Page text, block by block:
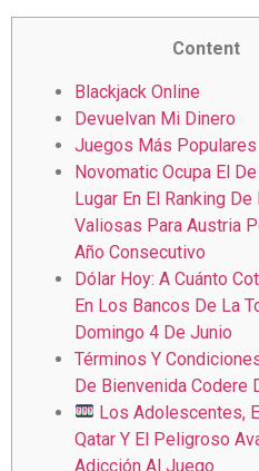
Content
Blackjack Online
Devuelvan Mi Dinero
Juegos Más Populares
Novomatic Ocupa El
Lugar En El Ranking
Valiosas Para Austria
Año Consecutivo
Dólar Hoy: A Cuánto
En Los Bancos De La
Domingo 4 De Junio
Términos Y
De Bienvenida Codere
Los Adolescentes,
Qatar Y El Peligroso
Adicción Al Juego